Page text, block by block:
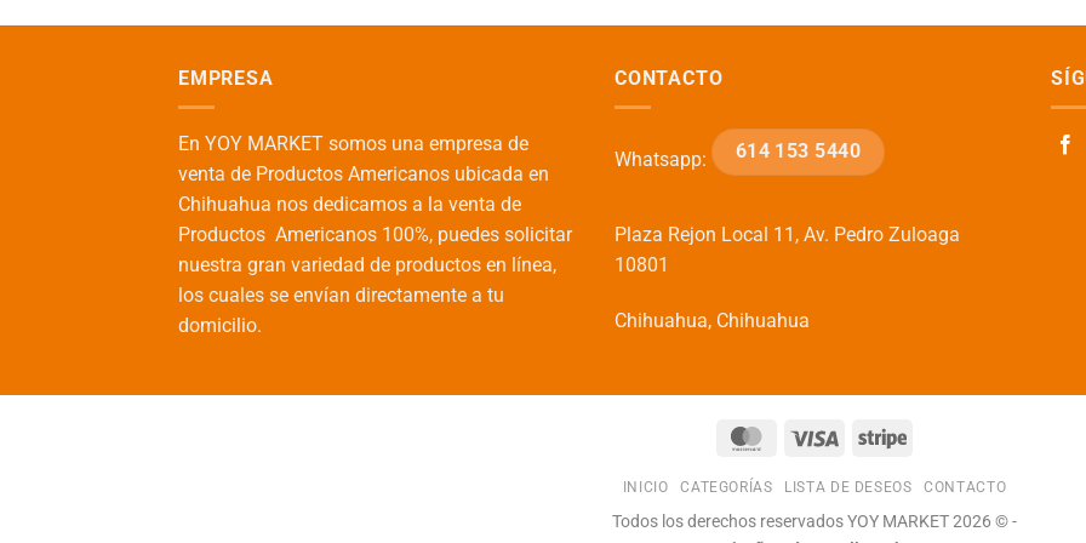
EMPRESA
En YOY MARKET somos una empresa de
venta de Productos Americanos ubicada en
Chihuahua nos dedicamos a la venta de
Productos Americanos 100%, puedes solicitar
nuestra gran variedad de productos en línea,
los cuales se envían directamente a tu
domicilio.
CONTACTO
Whatsapp: 614 153 5440
Plaza Rejon Local 11, Av. Pedro Zuloaga
10801
Chihuahua, Chihuahua
MasterCard
Visa Stripe
INICIO CATEGORÍAS LISTA DE DESEOS CONTACTO
Todos los derechos reservados YOY MARKET 2026 © -